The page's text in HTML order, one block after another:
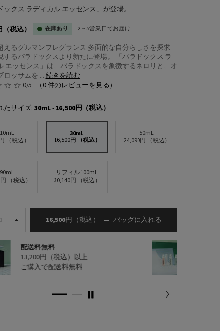
ックス ラディカル エッセンス」が登場。
（税込） 在庫あり 2～5営業日でお届け
えるグルマンフレグランス 多面的な自分らしさを探求
するパラドックスより新たに登場。 「パラドックス ラ
エッセンス」は、パラドックスを象徴するネロリと、オ
ロッサムを ...続きを読む
0/5 （0 件のレビューを見る）
たサイズ: 30mL- 16,500円 （税込）
選択済み
10mL
（税込）
, 1/5 選択済み
30mL
16,500円
（税込）
, 2/5 選択済み
50mL
24,090円
（税込）
, 3/5
選択済み
90mL
（税込）
, 4/5 選択済み
リフィル 100mL
30,140円
（税込）
, 5/5
+ 16,500円 （税込） ― バッグに入れる
配送料無料
13,200円（税込）以上
ご購入で配送料無料